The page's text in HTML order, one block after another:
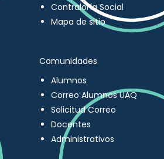
Contraloría Social
Mapa de sitio
Comunidades
Alumnos
Correo Alumnos UAQ
Solicitud Correo
Docentes
Administrativos